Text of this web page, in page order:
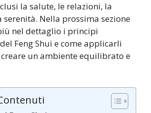
la salute, le relazioni, la
serenità. Nella prossima sezione
nel dettaglio i principi
Feng Shui e come applicarli
un ambiente equilibrato e